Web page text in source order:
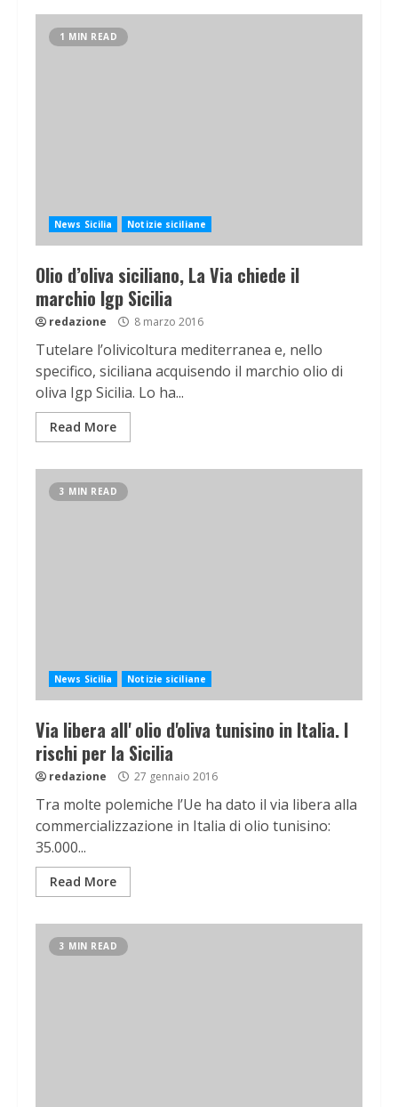
1 MIN READ
News Sicilia Notizie siciliane
Olio d’oliva siciliano, La Via chiede il
marchio Igp Sicilia
redazione 8 marzo 2016
Tutelare l’olivicoltura mediterranea e, nello
specifico, siciliana acquisendo il marchio olio di
oliva Igp Sicilia. Lo ha...
Read More
3 MIN READ
News Sicilia Notizie siciliane
Via libera all' olio d'oliva tunisino in Italia. I
rischi per la Sicilia
redazione 27 gennaio 2016
Tra molte polemiche l’Ue ha dato il via libera alla
commercializzazione in Italia di olio tunisino:
35.000...
Read More
3 MIN READ